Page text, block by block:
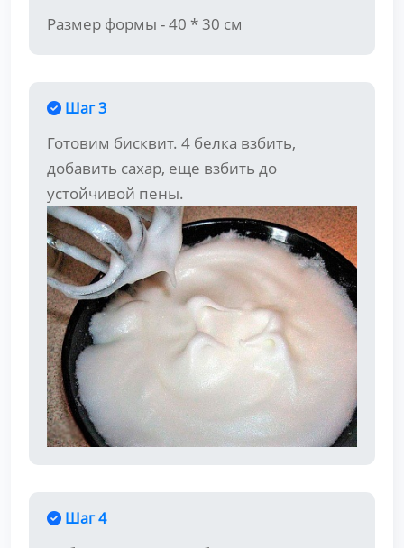
Размер формы - 40 * 30 см
Шаг 3
Готовим бисквит. 4 белка взбить,
добавить сахар, еще взбить до
устойчивой пены.
Шаг 4